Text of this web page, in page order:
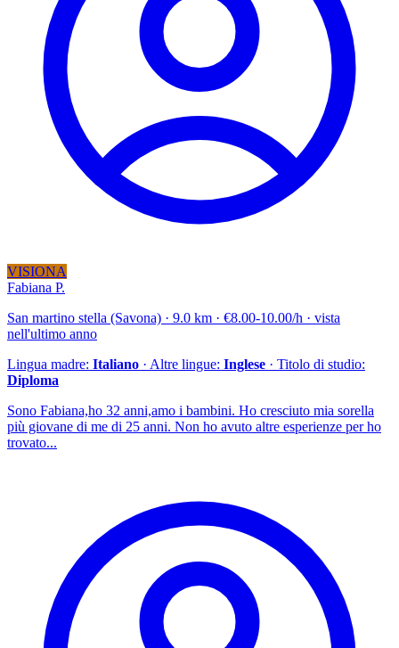
VISIONA
Fabiana P.
San martino stella (Savona) · 9.0 km · €8.00-10.00/h · vista
nell'ultimo anno
Lingua madre: Italiano · Altre lingue: Inglese · Titolo di studio:
Diploma
Sono Fabiana,ho 32 anni,amo i bambini. Ho cresciuto mia sorella
più giovane di me di 25 anni. Non ho avuto altre esperienze per ho
trovato...